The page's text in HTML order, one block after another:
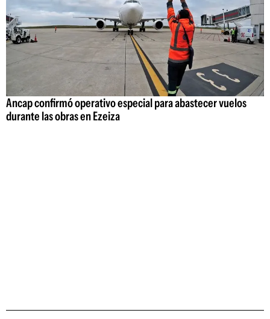
Ancap confirmó operativo especial para abastecer vuelos
durante las obras en Ezeiza